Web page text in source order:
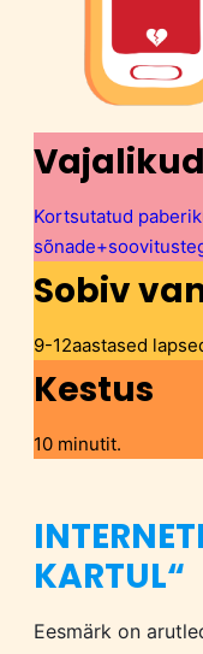
Kortsutatud
Sobiv
9-12aastased
Kestus
10 minutit.
KARTUL“
Eesmärk on